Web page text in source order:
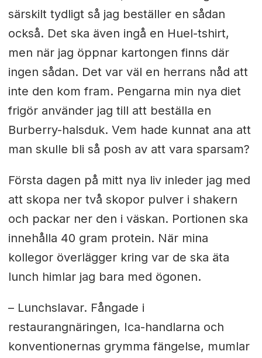
särskilt tydligt så jag beställer en sådan
också. Det ska även ingå en Huel-tshirt,
men när jag öppnar kartongen finns där
ingen sådan. Det var väl en herrans nåd att
inte den kom fram. Pengarna min nya diet
frigör använder jag till att beställa en
Burberry-halsduk. Vem hade kunnat ana att
man skulle bli så posh av att vara sparsam?
Första dagen på mitt nya liv inleder jag med
att skopa ner två skopor pulver i shakern
och packar ner den i väskan. Portionen ska
innehålla 40 gram protein. När mina
kollegor överlägger kring var de ska äta
lunch himlar jag bara med ögonen.
– Lunchslavar. Fångade i
restaurangnäringen, Ica-handlarna och
konventionernas grymma fängelse, mumlar